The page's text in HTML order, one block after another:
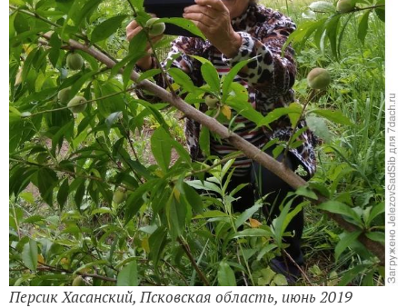
Персик Хасанский, Псковская область, июнь 2019